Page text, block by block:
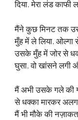
दिया. मेरा लंड काफी
मैंने कुछ मिनट तक
मुँह में ले लिया. ओल्गा
उसके मुँह में जोर से
घुसा. वो खांसने लगी
मैं अभी उसके गले की
से धक्का मारकर
मैं भी मौके की